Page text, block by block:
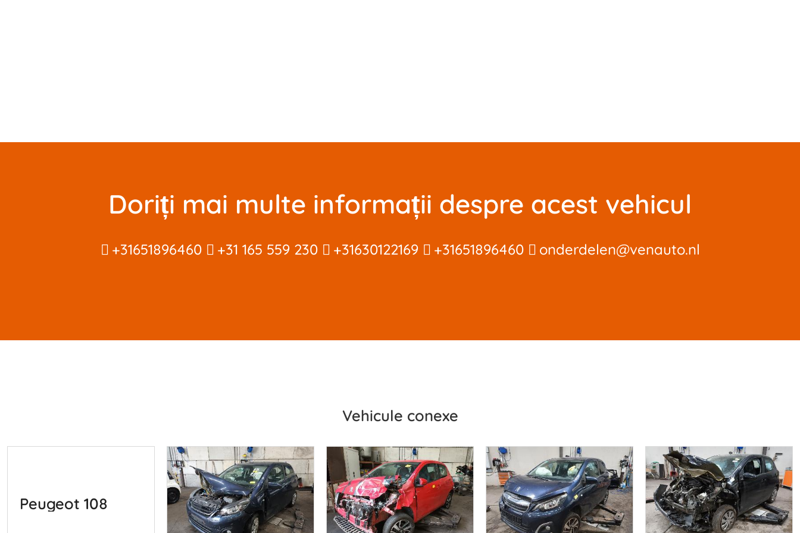
Doriți mai multe informații despre acest vehicul
+31651896460 +31 165 559 230 +31630122169 +31651896460 onderdelen@venauto.nl
Vehicule conexe
Peugeot 108